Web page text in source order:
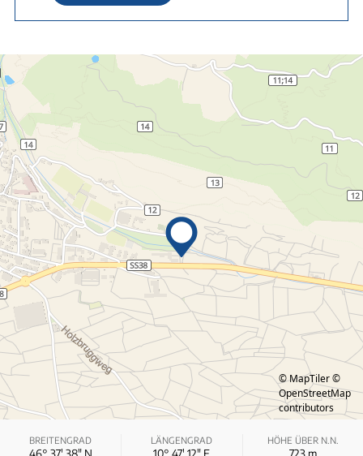
© MapTiler ©
OpenStreetMap
contributors
BREITENGRAD
46° 37′ 38″ N
LÄNGENGRAD
10° 47′ 12″ E
HÖHE ÜBER N.N.
723m